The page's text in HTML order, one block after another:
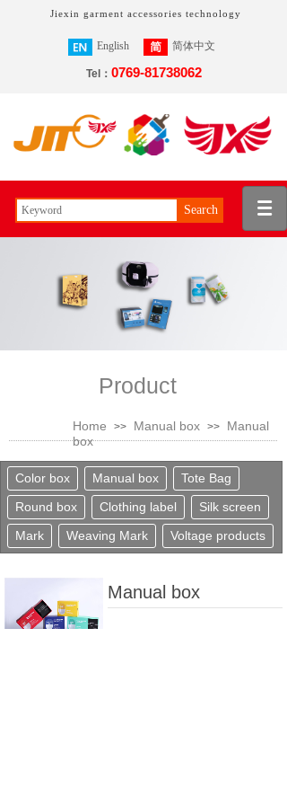
Jiexin garment accessories technology
English 简体中文
繁體中文
Tel： 0769-81738062
Search
Product
Home >> Manual box >>
Manual
box
Color box Manual box
Tote Bag
Round box
Clothing label
Silk screen
Mark
Weaving Mark Voltage products
Manual box